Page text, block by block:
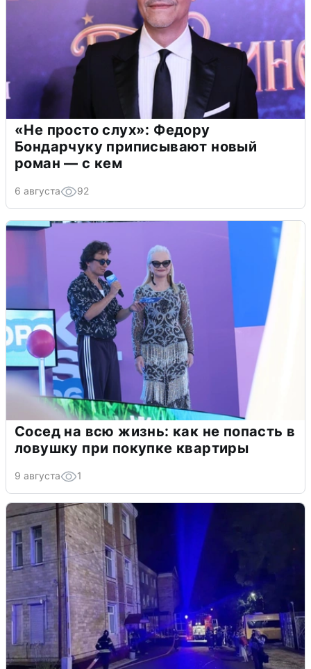
«Не просто слух»: Федору
Бондарчуку приписывают новый
роман — с кем
6 августа 92
Сосед на всю жизнь: как не попасть в
ловушку при покупке квартиры
9 августа 1